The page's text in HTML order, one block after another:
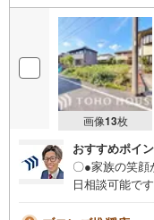
画像13枚
おすすめポイ
〇●家族の笑
日相談可能で